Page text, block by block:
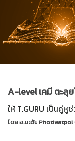
A-level เคมี ตะลุ
ให้ T.GURU เป็นคู่
โดยอ.มะตัน Photiwatpol